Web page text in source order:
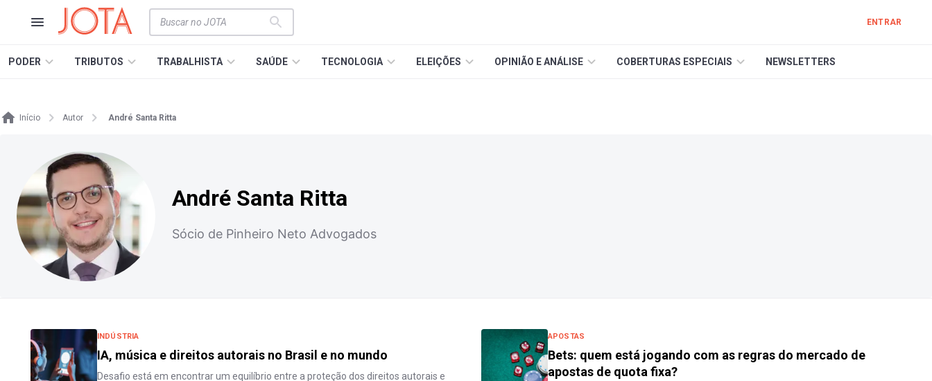
ENTRAR
PODER TRIBUTOS TRABALHISTA SAÚDE TECNOLOGIA ELEIÇÕES OPINIÃO E ANÁLISE COBERTURAS ESPECIAIS NEWSLETTERS
Início Autor André Santa Ritta
André Santa Ritta
Sócio de Pinheiro Neto Advogados
INDÚSTRIA
IA, música e direitos autorais no Brasil e no mundo
Desafio está em encontrar um equilíbrio entre a proteção dos direitos autorais e
APOSTAS
Bets: quem está jogando com as regras do mercado de
apostas de quota fixa?